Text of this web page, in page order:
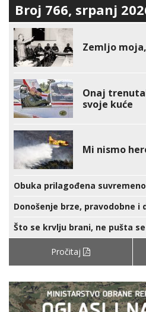
Broj 766, srpanj
Zemljo
Onaj
svoje kuće
Mi nismo
Obuka prilagođena
Donošenje brze, pravodobne i
Što se krvlju brani, ne pušta
Pročitaj